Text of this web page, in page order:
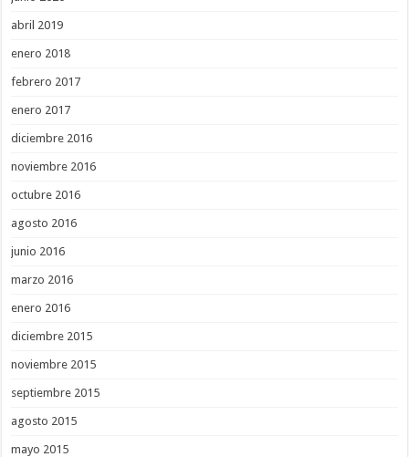
abril 2019
enero 2018
febrero 2017
enero 2017
diciembre 2016
noviembre 2016
octubre 2016
agosto 2016
junio 2016
marzo 2016
enero 2016
diciembre 2015
noviembre 2015
septiembre 2015
agosto 2015
mayo 2015